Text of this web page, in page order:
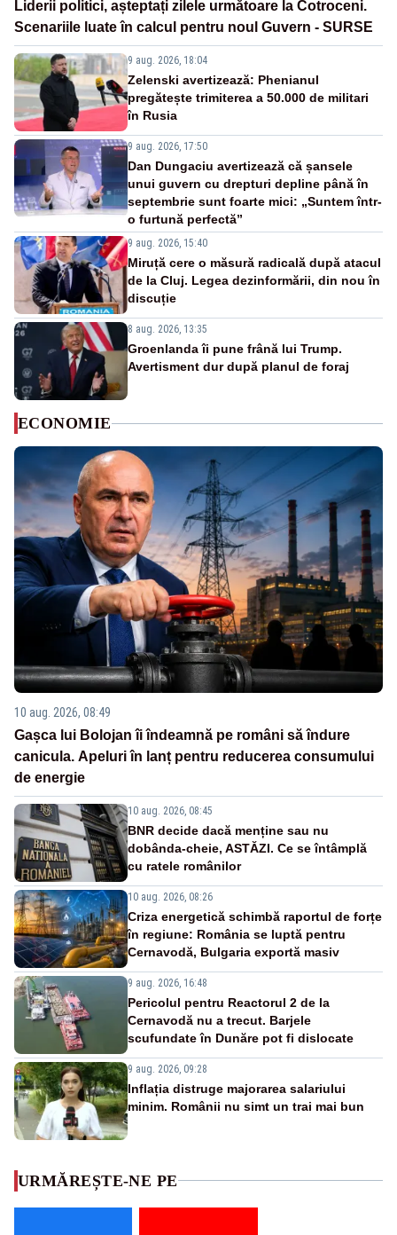
Liderii politici, așteptați zilele următoare la Cotroceni.
Scenariile luate în calcul pentru noul Guvern - SURSE
9 aug. 2026, 18:04
Zelenski avertizează: Phenianul
pregătește trimiterea a 50.000 de militari
în Rusia
9 aug. 2026, 17:50
Dan Dungaciu avertizează că șansele
unui guvern cu drepturi depline până în
septembrie sunt foarte mici: „Suntem într-
o furtună perfectă”
9 aug. 2026, 15:40
Miruță cere o măsură radicală după atacul
de la Cluj. Legea dezinformării, din nou în
discuție
8 aug. 2026, 13:35
Groenlanda îi pune frână lui Trump.
Avertisment dur după planul de foraj
ECONOMIE
10 aug. 2026, 08:49
Gașca lui Bolojan îi îndeamnă pe români să îndure
canicula. Apeluri în lanț pentru reducerea consumului
de energie
10 aug. 2026, 08:45
BNR decide dacă menține sau nu
dobânda-cheie, ASTĂZI. Ce se întâmplă
cu ratele românilor
10 aug. 2026, 08:26
Criza energetică schimbă raportul de forțe
în regiune: România se luptă pentru
Cernavodă, Bulgaria exportă masiv
9 aug. 2026, 16:48
Pericolul pentru Reactorul 2 de la
Cernavodă nu a trecut. Barjele
scufundate în Dunăre pot fi dislocate
9 aug. 2026, 09:28
Inflația distruge majorarea salariului
minim. Românii nu simt un trai mai bun
URMĂREȘTE-NE PE